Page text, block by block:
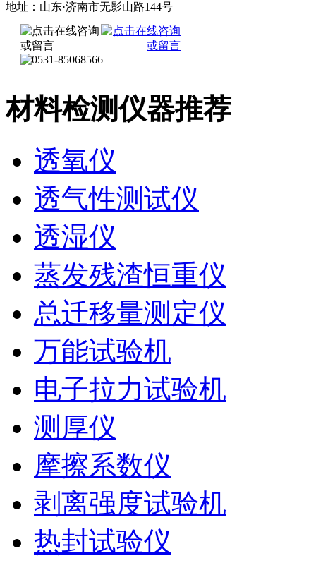
地址：山东·济南市无影山路144号
材料检测仪器推荐
透氧仪
透气性测试仪
透湿仪
蒸发残渣恒重仪
总迁移量测定仪
万能试验机
电子拉力试验机
测厚仪
摩擦系数仪
剥离强度试验机
热封试验仪